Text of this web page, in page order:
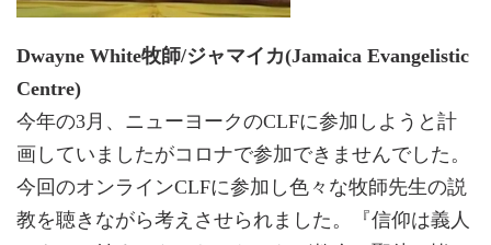
Dwayne White牧師/ジャマイカ(Jamaica Evangelistic
Centre)
今年の3月、ニューヨークのCLFに参加しようと計
画していましたがコロナで参加できませんでした。
今回のオンラインCLFに参加し色々な牧師先生の説
教を聴きながら考えさせられました。『信仰は義人